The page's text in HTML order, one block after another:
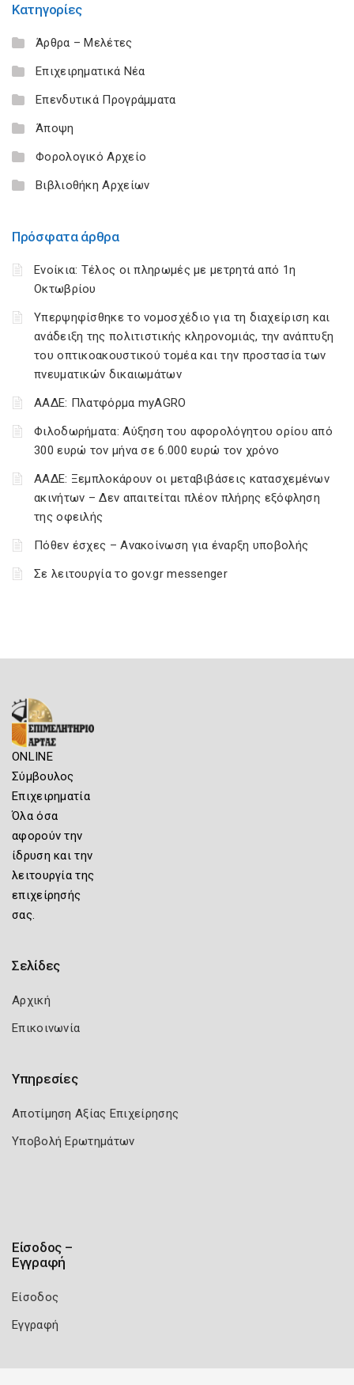
Κατηγορίες
Άρθρα – Μελέτες
Επιχειρηματικά Νέα
Επενδυτικά Προγράμματα
Άποψη
Φορολογικό Αρχείο
Βιβλιοθήκη Αρχείων
Πρόσφατα άρθρα
Ενοίκια: Τέλος οι πληρωμές με μετρητά από 1η
Οκτωβρίου
Υπερψηφίσθηκε το νομοσχέδιο για τη διαχείριση και
ανάδειξη της πολιτιστικής κληρονομιάς, την ανάπτυξη
του οπτικοακουστικού τομέα και την προστασία των
πνευματικών δικαιωμάτων
ΑΑΔΕ: Πλατφόρμα myAGRO
Φιλοδωρήματα: Αύξηση του αφορολόγητου ορίου από
300 ευρώ τον μήνα σε 6.000 ευρώ τον χρόνο
ΑΑΔΕ: Ξεμπλοκάρουν οι μεταβιβάσεις κατασχεμένων
ακινήτων – Δεν απαιτείται πλέον πλήρης εξόφληση
της οφειλής
Πόθεν έσχες – Ανακοίνωση για έναρξη υποβολής
Σε λειτουργία το gov.gr messenger
ONLINE
Σύμβουλος
Επιχειρηματία
Όλα όσα
αφορούν την
ίδρυση και την
λειτουργία της
επιχείρησής
σας.
Σελίδες
Αρχική
Επικοινωνία
Υπηρεσίες
Αποτίμηση Αξίας Επιχείρησης
Υποβολή Ερωτημάτων
Είσοδος –
Εγγραφή
Είσοδος
Εγγραφή